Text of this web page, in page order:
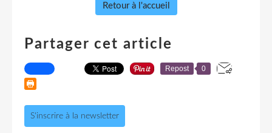
Retour à l'accueil
Partager cet article
Repost 0
S'inscrire à la newsletter